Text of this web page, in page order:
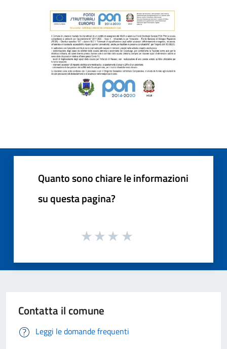
Quanto sono chiare le informazioni
su questa pagina?
Contatta il comune
Leggi le domande frequenti